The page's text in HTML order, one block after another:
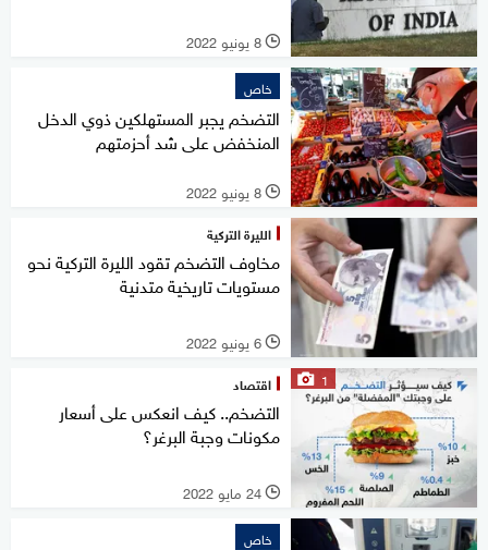
l 8 يونيو 2022
خاص
التضخم يجبر المستهلكين ذوي الدخل
المنخفض على شد أحزمتهم
l 8 يونيو 2022
الليرة التركية
مخاوف التضخم تقود الليرة التركية نحو
مستويات تاريخية متدنية
l 6 يونيو 2022
1 اقتصاد
التضخم.. كيف انعكس على أسعار
مكونات وجبة البرغر؟
l 24 مايو 2022
خاص